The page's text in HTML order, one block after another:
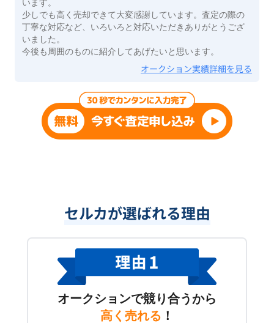
います。
少しでも高く売却できて大変感謝しています。査定の際の
丁寧な対応など、いろいろと対応いただきありがとうござ
いました。
今後も周囲のものに紹介してあげたいと思います。
オークション実績詳細を見る
セルカが選ばれる理由
オークションで競り合うから
高く売れる ！